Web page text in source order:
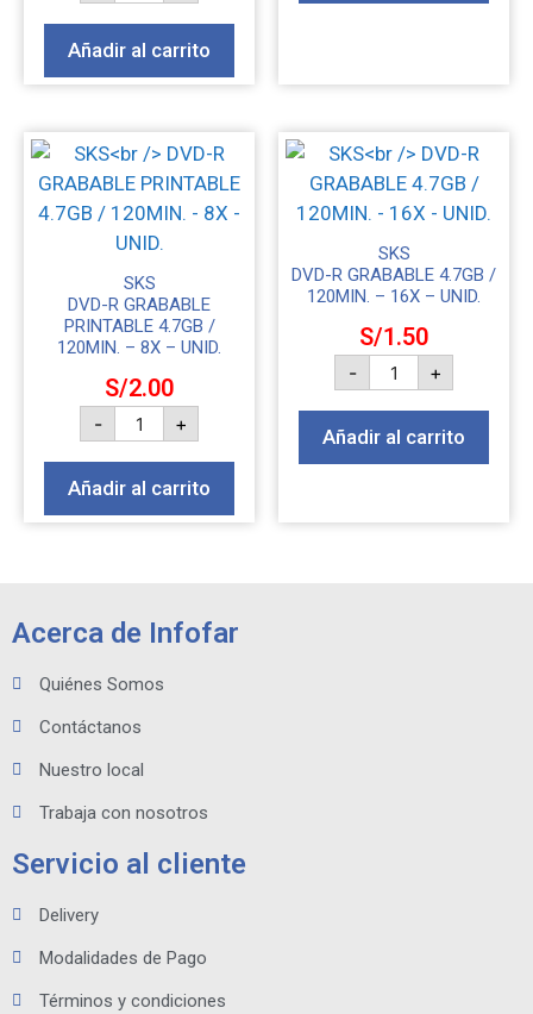
Añadir al carrito
SKS
DVD-R GRABABLE
PRINTABLE 4.7GB /
120MIN. – 8X – UNID.
S/2.00
- +
Añadir al carrito
SKS
DVD-R GRABABLE 4.7GB /
120MIN. – 16X – UNID.
S/1.50
- +
Añadir al carrito
Acerca de Infofar
Quiénes Somos
Contáctanos
Nuestro local
Trabaja con nosotros
Servicio al cliente
Delivery
Modalidades de Pago
Términos y condiciones